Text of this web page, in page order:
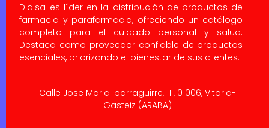
Dialsa es líder en la distribución de productos de
farmacia y parafarmacia, ofreciendo un catálogo
completo para el cuidado personal y salud.
Destaca como proveedor confiable de productos
esenciales, priorizando el bienestar de sus clientes.
Calle Jose Maria Iparraguirre, 11 , 01006, Vitoria-
Gasteiz (ARABA)